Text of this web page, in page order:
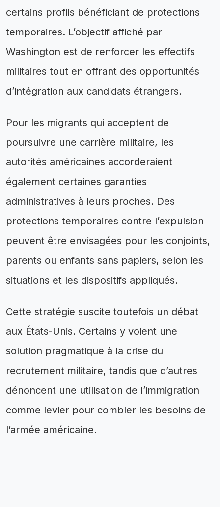
certains profils bénéficiant de protections
temporaires. L’objectif affiché par
Washington est de renforcer les effectifs
militaires tout en offrant des opportunités
d’intégration aux candidats étrangers.
Pour les migrants qui acceptent de
poursuivre une carrière militaire, les
autorités américaines accorderaient
également certaines garanties
administratives à leurs proches. Des
protections temporaires contre l’expulsion
peuvent être envisagées pour les conjoints,
parents ou enfants sans papiers, selon les
situations et les dispositifs appliqués.
Cette stratégie suscite toutefois un débat
aux États-Unis. Certains y voient une
solution pragmatique à la crise du
recrutement militaire, tandis que d’autres
dénoncent une utilisation de l’immigration
comme levier pour combler les besoins de
l’armée américaine.